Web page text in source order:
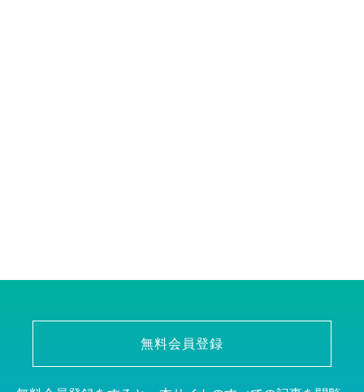
無料会員登録